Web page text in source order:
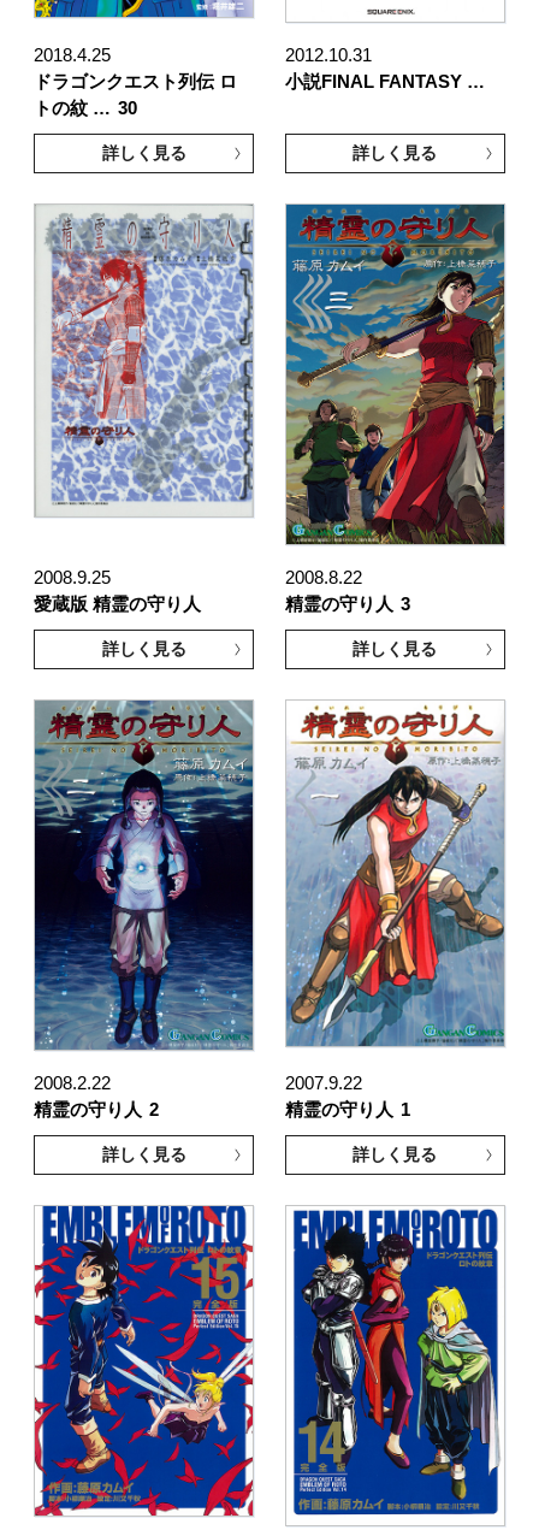
2018.4.25
ドラゴンクエスト列伝 ロ
トの紋 … 30
詳しく見る
2012.10.31
小説FINAL FANTASY …
詳しく見る
2008.9.25
愛蔵版 精霊の守り人
詳しく見る
2008.8.22
精霊の守り人 3
詳しく見る
2008.2.22
精霊の守り人 2
詳しく見る
2007.9.22
精霊の守り人 1
詳しく見る